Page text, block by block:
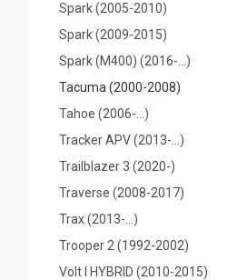
Spark (2005-2010)
Spark (2009-2015)
Spark (M400) (2016-...)
Tacuma (2000-2008)
Tahoe (2006-...)
Tracker APV (2013-...)
Trailblazer 3 (2020-)
Traverse (2008-2017)
Trax (2013-...)
Trooper 2 (1992-2002)
Volt I HYBRID (2010-2015)